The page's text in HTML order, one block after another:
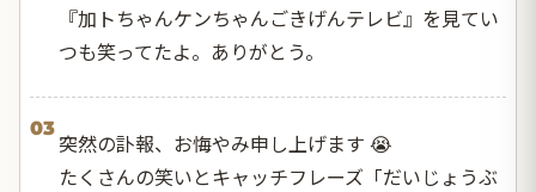
『加トちゃんケンちゃんごきげんテレビ』を見てい
つも笑ってたよ。ありがとう。
03
突然の訃報、お悔やみ申し上げます 😭
たくさんの笑いとキャッチフレーズ「だいじょうぶ